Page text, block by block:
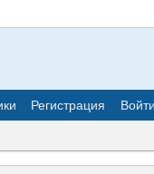
Регистрация Войти